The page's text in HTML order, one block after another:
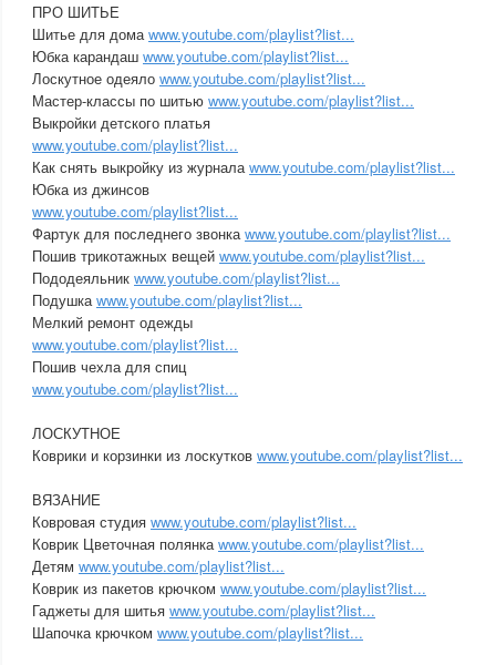
ПРО ШИТЬЕ
Шитье для домаwww.youtube.com/playlist?list...
Юбка карандаш www.youtube.com/playlist?list...
Лоскутное одеяло www.youtube.com/playlist?list...
Мастер-классы по шитью www.youtube.com/playlist?list...
Выкройки детского платья
www.youtube.com/playlist?list...
Как снять выкройку из журналаwww.youtube.com/playlist?list...
Юбка из джинсов
www.youtube.com/playlist?list...
Фартук для последнего звонкаwww.youtube.com/playlist?list...
Пошив трикотажных вещей www.youtube.com/playlist?list...
Пододеяльник www.youtube.com/playlist?list...
Подушкаwww.youtube.com/playlist?list...
Мелкий ремонт одежды
www.youtube.com/playlist?list...
Пошив чехла для спиц
www.youtube.com/playlist?list...
ЛОСКУТНОЕ
Коврики и корзинки из лоскутков www.youtube.com/playlist?list...
ВЯЗАНИЕ
Ковровая студия www.youtube.com/playlist?list...
Коврик Цветочная полянкаwww.youtube.com/playlist?list...
Детям www.youtube.com/playlist?list...
Коврик из пакетов крючком www.youtube.com/playlist?list...
Гаджеты для шитья www.youtube.com/playlist?list...
Шапочка крючком www.youtube.com/playlist?list...